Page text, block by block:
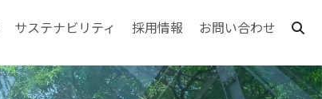
サステナビリティ 採用情報 お問い合わせ